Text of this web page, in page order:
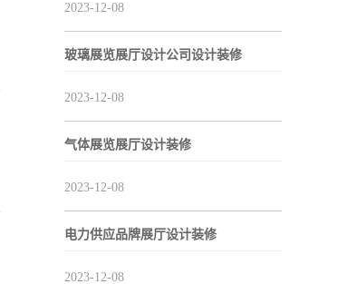
2023-12-08
玻璃展览展厅设计公司设计装修
2023-12-08
气体展览展厅设计装修
2023-12-08
电力供应品牌展厅设计装修
2023-12-08